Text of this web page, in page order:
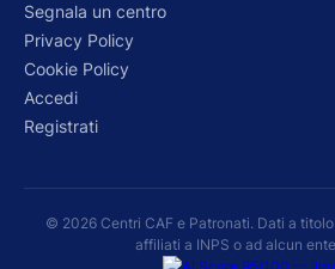
Segnala un centro
Privacy Policy
Cookie Policy
Accedi
Registrati
© 2026 Centri CAF e Patronati. Dati a
affiliati a INPS o ad alcun